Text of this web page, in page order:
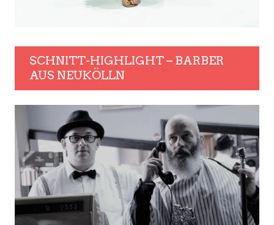
SCHNITT-HIGHLIGHT – BARBER
AUS NEUKÖLLN